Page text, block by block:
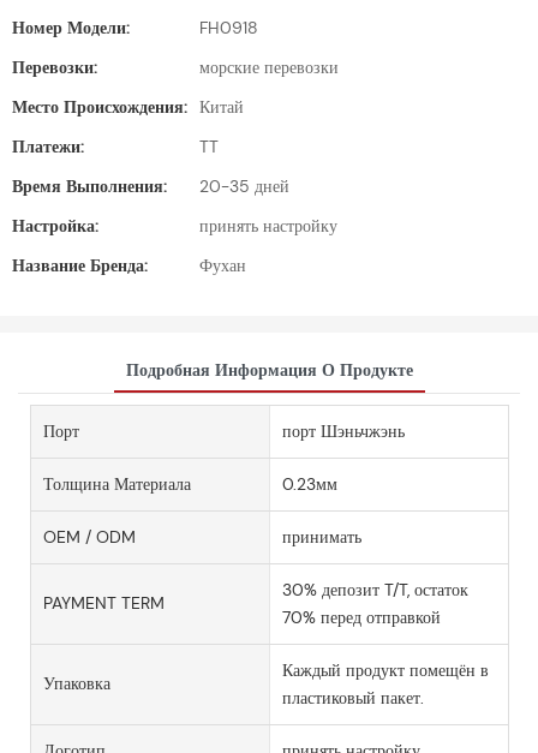
Номер Модели:
FH0918
Перевозки:
морские перевозки
Место Происхождения: Китай
Платежи:
TT
Время Выполнения:
20-35 дней
Настройка:
принять настройку
Название Бренда:
Фухан
Подробная Информация О Продукте
Порт порт Шэньчжэнь
Толщина Материала 0.23мм
OEM / ODM принимать
PAYMENT TERM
30% депозит T/T, остаток
70% перед отправкой
Упаковка
Каждый продукт помещён в
пластиковый пакет.